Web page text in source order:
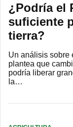
¿Podría el
suficiente
tierra?
Un análisis sobre
plantea que
podría liberar
la…